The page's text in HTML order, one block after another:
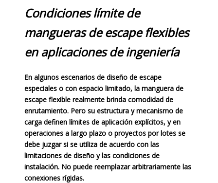
Condiciones límite de
mangueras de escape flexibles
en aplicaciones de ingeniería
En algunos escenarios de diseño de escape
especiales o con espacio limitado, la manguera de
escape flexible realmente brinda comodidad de
enrutamiento. Pero su estructura y mecanismo de
carga definen límites de aplicación explícitos, y en
operaciones a largo plazo o proyectos por lotes se
debe juzgar si se utiliza de acuerdo con las
limitaciones de diseño y las condiciones de
instalación. No puede reemplazar arbitrariamente las
conexiones rígidas.